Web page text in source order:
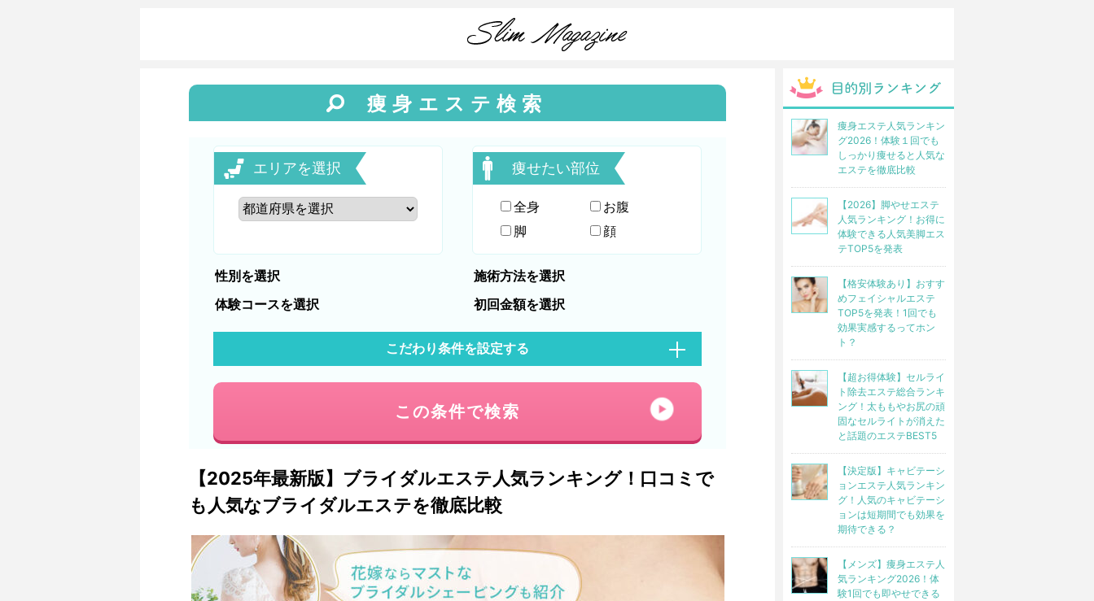
痩身エステ検索
エリアを選択 痩せたい部位
全身
お腹
脚
顔
こだわり条件を設定する
この条件で検索
【2025年最新版】ブライダルエステ人気ランキング！口コミで
も人気なブライダルエステを徹底比較
痩身エステ人気ランキン
グ2026！体験１回でも
しっかり痩せると人気な
エステを徹底比較
【2026】脚やせエステ
人気ランキング！お得に
体験できる人気美脚エス
テTOP5を発表
【格安体験あり】おすす
めフェイシャルエステ
TOP5を発表！1回でも
効果実感するってホン
ト？
【超お得体験】セルライ
ト除去エステ総合ランキ
ング！太ももやお尻の頑
固なセルライトが消えた
と話題のエステBEST5
【決定版】キャビテーシ
ョンエステ人気ランキン
グ！人気のキャビテーシ
ョンは短期間でも効果を
期待できる？
【メンズ】痩身エステ人
気ランキング2026！体
験1回でも即やせできる